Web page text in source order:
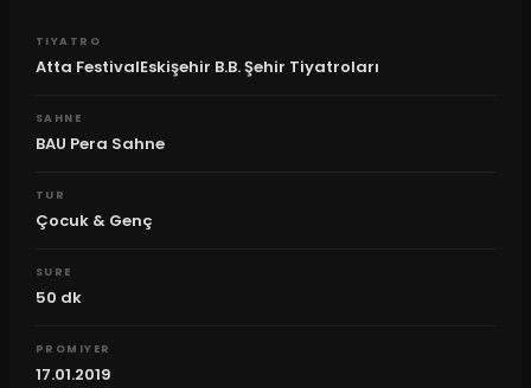
TIYATRO
Atta FestivalEskişehir B.B. Şehir Tiyatroları
SAHNE
BAU Pera Sahne
TUR
Çocuk & Genç
SURE
50 dk
PROMIYER
17.01.2019